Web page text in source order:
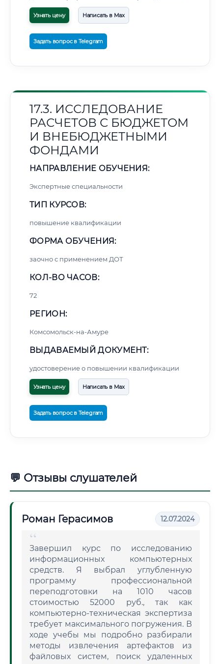
Узнать цену Написать в Max
Задать вопрос в Telegram
17.3. ИССЛЕДОВАНИЕ
РАСЧЕТОВ С БЮДЖЕТОМ
И ВНЕБЮДЖЕТНЫМИ
ФОНДАМИ
НАПРАВЛЕНИЕ ОБУЧЕНИЯ:
Экспертные специальности
ТИП КУРСОВ:
повышение квалификации
ФОРМА ОБУЧЕНИЯ:
заочно с применением ДОТ
КОЛ-ВО ЧАСОВ:
72
РЕГИОН:
Комсомольск-на-Амуре
ВЫДАВАЕМЫЙ ДОКУМЕНТ:
удостоверение о повышении квалификации
Узнать цену Написать в Max
Задать вопрос в Telegram
💬 Отзывы слушателей
Роман Герасимов 12.07.2024
Завершил курс по исследованию
информационных компьютерных
средств. Я выбрал углубленную
программу профессиональной
переподготовки на 1010 часов
стоимостью 52000 руб., так как
компьютерно-техническая экспертиза
требует максимального погружения. В
ходе учебы мы подробно разбирали
методы извлечения артефактов из
файловых систем, поиск удаленных